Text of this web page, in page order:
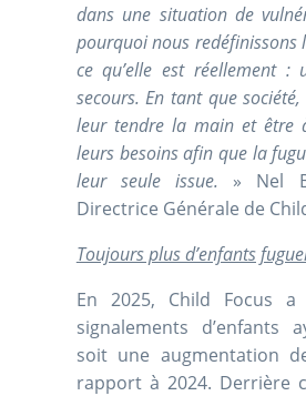
dans une situation de
pourquoi nous redéfinissons
ce qu’elle est réellement :
secours. En tant que
leur tendre la main et être
leurs besoins afin que la
leur seule issue. » Nel
Directrice Générale de
Toujours plus d’enfants
En 2025, Child Focus a
signalements d’enfants
soit une augmentation
rapport à 2024. Derrière